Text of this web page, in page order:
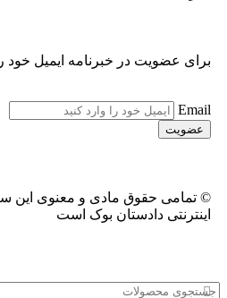
برای عضویت در خبرنامه ایمیل خود
Email
© تمامی حقوق مادی و معنوی این
اینترنتی دادستان بوک است